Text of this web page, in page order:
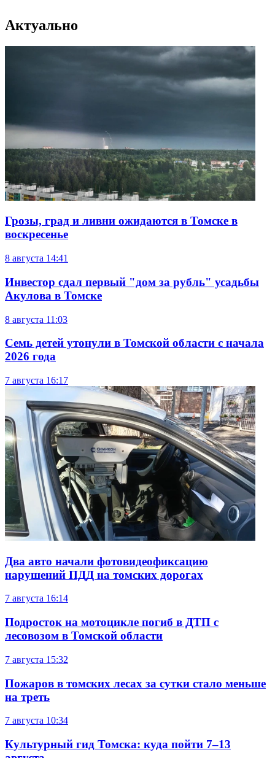
Актуально
Грозы, град и ливни ожидаются в Томске в
воскресенье
8 августа 14:41
Инвестор сдал первый "дом за рубль" усадьбы
Акулова в Томске
8 августа 11:03
Семь детей утонули в Томской области с начала
2026 года
7 августа 16:17
Два авто начали фотовидеофиксацию
нарушений ПДД на томских дорогах
7 августа 16:14
Подросток на мотоцикле погиб в ДТП с
лесовозом в Томской области
7 августа 15:32
Пожаров в томских лесах за сутки стало меньше
на треть
7 августа 10:34
Культурный гид Томска: куда пойти 7–13